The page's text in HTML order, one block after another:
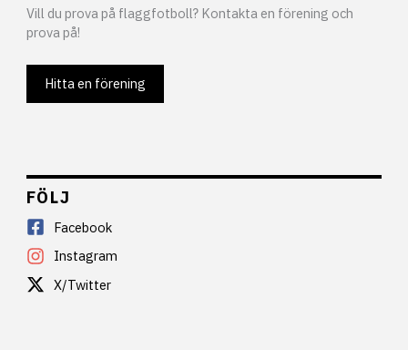
Vill du prova på flaggfotboll? Kontakta en förening och
prova på!
Hitta en förening
FÖLJ
Facebook
Instagram
X/Twitter